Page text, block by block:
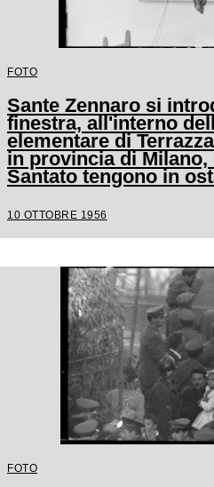
FOTO
Sante Zennaro si
finestra, all'interno
elementare di
in provincia di
Santato tengono in
tre maestre
10 OTTOBRE 1956
FOTO